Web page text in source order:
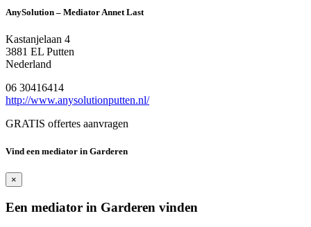
AnySolution – Mediator Annet Last
Kastanjelaan 4
3881 EL Putten
Nederland
06 30416414
http://www.anysolutionputten.nl/
GRATIS offertes aanvragen
Vind een mediator in Garderen
×
Een mediator in Garderen vinden